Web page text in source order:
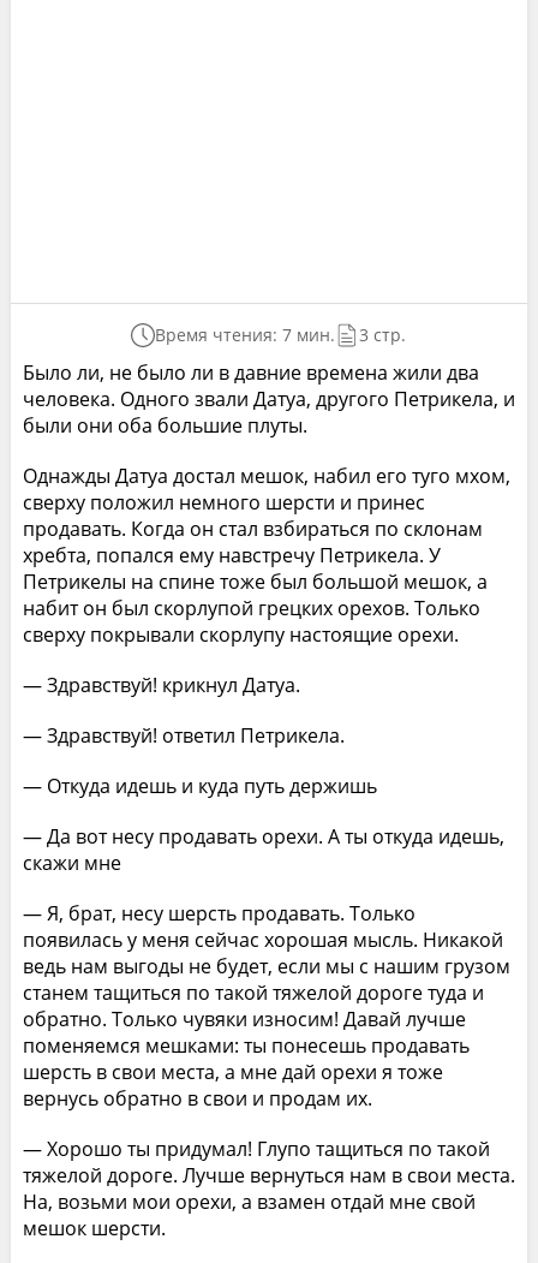
Время чтения: 7 мин. 3 стр.
Было ли, не было ли в давние времена жили два
человека. Одного звали Датуа, другого Петрикела, и
были они оба большие плуты.
Однажды Датуа достал мешок, набил его туго мхом,
сверху положил немного шерсти и принес
продавать. Когда он стал взбираться по склонам
хребта, попался ему навстречу Петрикела. У
Петрикелы на спине тоже был большой мешок, а
набит он был скорлупой грецких орехов. Только
сверху покрывали скорлупу настоящие орехи.
— Здравствуй! крикнул Датуа.
— Здравствуй! ответил Петрикела.
— Откуда идешь и куда путь держишь
— Да вот несу продавать орехи. А ты откуда идешь,
скажи мне
— Я, брат, несу шерсть продавать. Только
появилась у меня сейчас хорошая мысль. Никакой
ведь нам выгоды не будет, если мы с нашим грузом
станем тащиться по такой тяжелой дороге туда и
обратно. Только чувяки износим! Давай лучше
поменяемся мешками: ты понесешь продавать
шерсть в свои места, а мне дай орехи я тоже
вернусь обратно в свои и продам их.
— Хорошо ты придумал! Глупо тащиться по такой
тяжелой дороге. Лучше вернуться нам в свои места.
На, возьми мои орехи, а взамен отдай мне свой
мешок шерсти.